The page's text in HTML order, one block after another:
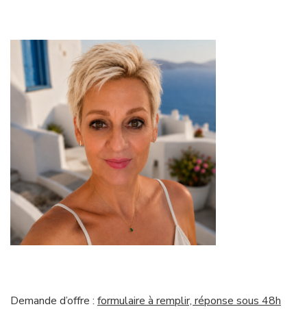
Demande d’offre : formulaire à remplir, réponse sous 48h